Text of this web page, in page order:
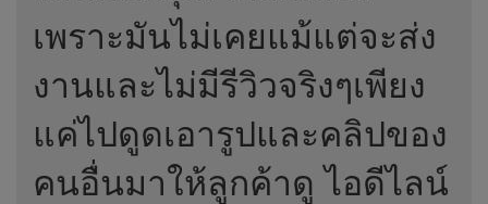
เพราะมันไม่เคยแม้แต่จะส่ง
งานและไม่มีรีวิวจริงๆเพียง
แค่ไปดูดเอารูปและคลิปของ
คนอื่นมาให้ลูกค้าดู ไอดีไลน์